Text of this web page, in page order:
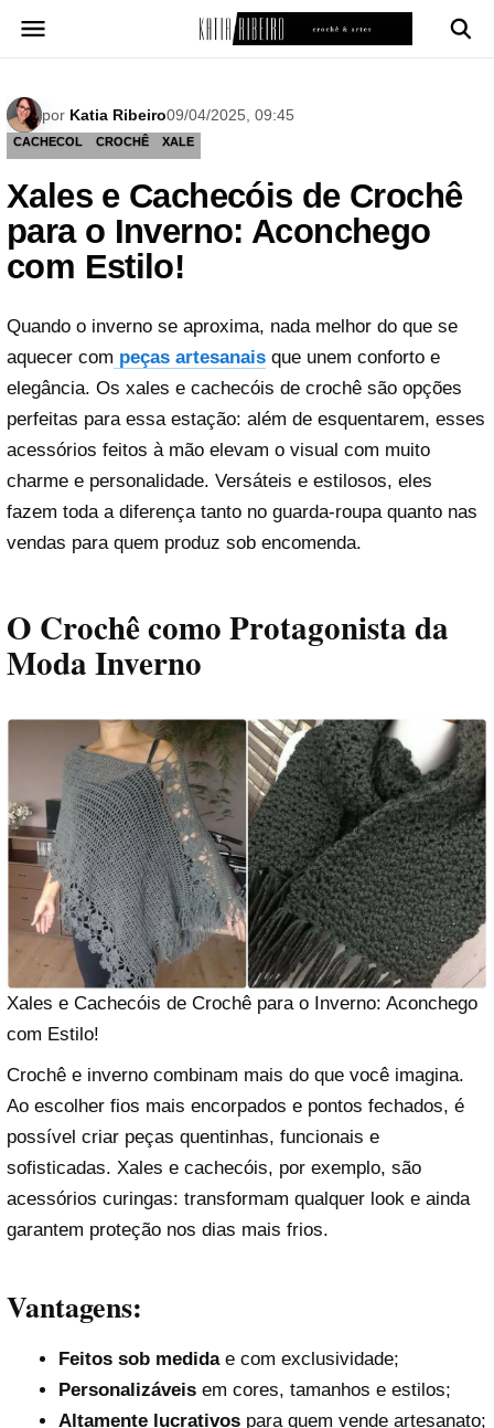
para
por Katia Ribeiro09/04/2025, 09:45
CACHECOL CROCHÊ XALE
Xales e Cachecóis de Crochê
para o Inverno: Aconchego
com Estilo!
Quando o inverno se aproxima, nada melhor do que se
aquecer com peças artesanais que unem conforto e
elegância. Os xales e cachecóis de crochê são opções
perfeitas para essa estação: além de esquentarem, esses
acessórios feitos à mão elevam o visual com muito
charme e personalidade. Versáteis e estilosos, eles
fazem toda a diferença tanto no guarda-roupa quanto nas
vendas para quem produz sob encomenda.
O Crochê como Protagonista da
Moda Inverno
Xales e Cachecóis de Crochê para o Inverno: Aconchego
com Estilo!
Crochê e inverno combinam mais do que você imagina.
Ao escolher fios mais encorpados e pontos fechados, é
possível criar peças quentinhas, funcionais e
sofisticadas. Xales e cachecóis, por exemplo, são
acessórios curingas: transformam qualquer look e ainda
garantem proteção nos dias mais frios.
Vantagens:
Feitos sob medidae com exclusividade;
Personalizáveisem cores, tamanhos e estilos;
Altamente lucrativospara quem vende artesanato;